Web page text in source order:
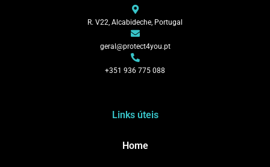
R. V22, Alcabideche, Portugal
geral@protect4you.pt
+351 936 775 088
Links úteis
Home